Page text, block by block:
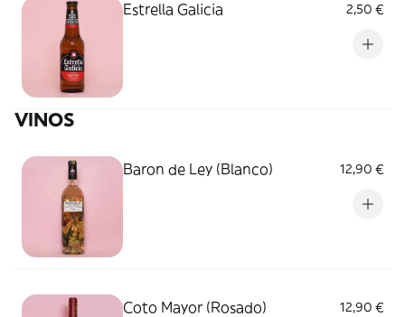
Estrella Galicia 2,50 €
VINOS
Baron de Ley (Blanco) 12,90 €
Coto Mayor (Rosado) 12,90 €